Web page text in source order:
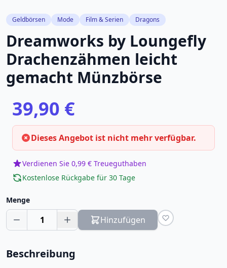
Geldbörsen Mode Film & Serien Dragons
Dreamworks by Loungefly
Drachenzähmen leicht
gemacht Münzbörse
39,90 €
Dieses Angebot ist nicht mehr verfügbar.
Verdienen Sie 0,99 € Treueguthaben
Kostenlose Rückgabe für 30 Tage
Menge
1 Hinzufügen
Beschreibung